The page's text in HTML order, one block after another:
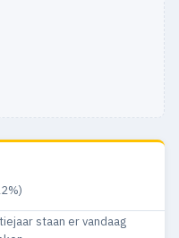
staan er vandaag